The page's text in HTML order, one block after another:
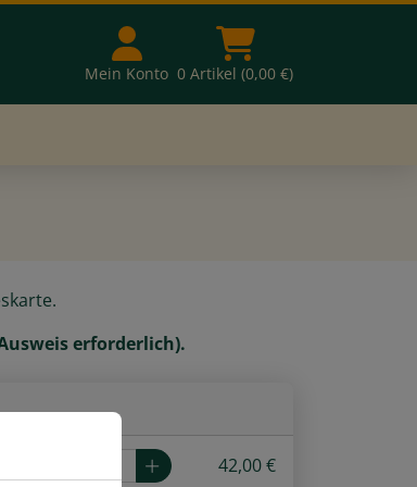
Mein Konto 0 Artikel (0,00 €)
erforderlich).
42,00 €